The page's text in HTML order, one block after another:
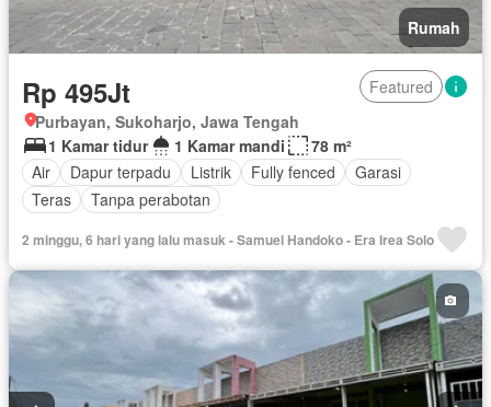
Rumah
Rp 495Jt
Featured
Purbayan, Sukoharjo, Jawa Tengah
1 Kamar tidur
1 Kamar mandi
78 m²
Air
Dapur terpadu Listrik Fully fenced
Garasi
Teras
Tanpa perabotan
2 minggu, 6 hari yang lalu masuk - Samuel Handoko - Era Irea Solo